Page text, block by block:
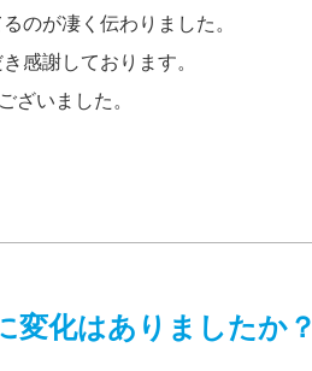
のが凄く伝わりました。
感謝しております。
ざいました。
変化はありましたか？